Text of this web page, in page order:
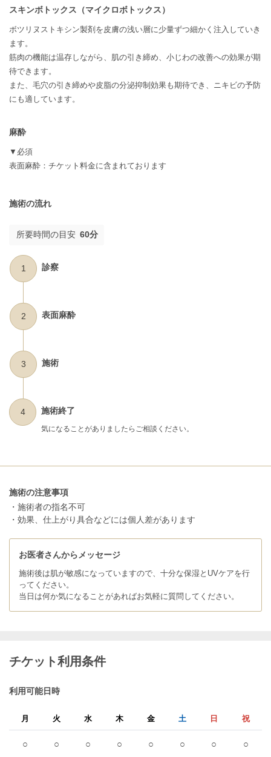
スキンボトックス（マイクロボトックス）
ボツリヌストキシン製剤を皮膚の浅い層に少量ずつ細かく注入していき
ます。
筋肉の機能は温存しながら、肌の引き締め、小じわの改善への効果が期
待できます。
また、毛穴の引き締めや皮脂の分泌抑制効果も期待でき、ニキビの予防
にも適しています。
麻酔
▼必須
表面麻酔：チケット料金に含まれております
施術の流れ
所要時間の目安 60分
1 診察
2 表面麻酔
3 施術
4 施術終了
気になることがありましたらご相談ください。
施術の注意事項
・施術者の指名不可
・効果、仕上がり具合などには個人差があります
お医者さんからメッセージ
施術後は肌が敏感になっていますので、十分な保湿とUVケアを行
ってください。
当日は何か気になることがあればお気軽に質問してください。
チケット利用条件
利用可能日時
月 火 水 木 金 土 日 祝
○ ○ ○ ○ ○ ○ ○ ○